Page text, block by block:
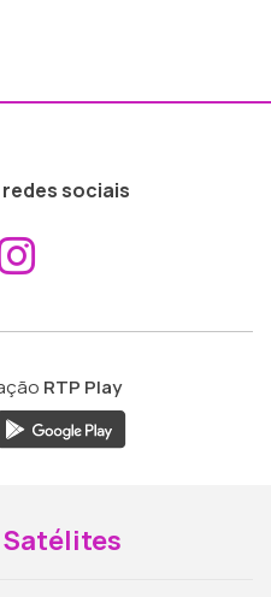
sociais
ao
RTP Play
Satélites